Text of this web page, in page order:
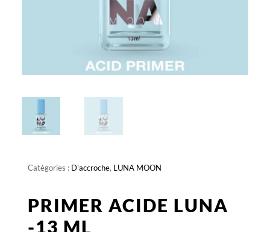
Catégories : D'accroche, LUNA MOON
PRIMER ACIDE LUNA
-13 ML